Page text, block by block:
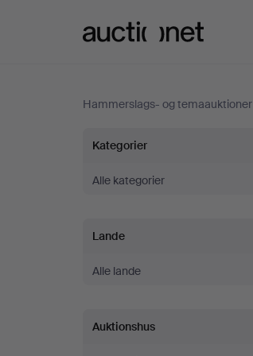
Hammerslags- og temaauktioner
Nordic
Silver
Kategorier
Alle kategorier
Lande
Alle lande
Auktionshus